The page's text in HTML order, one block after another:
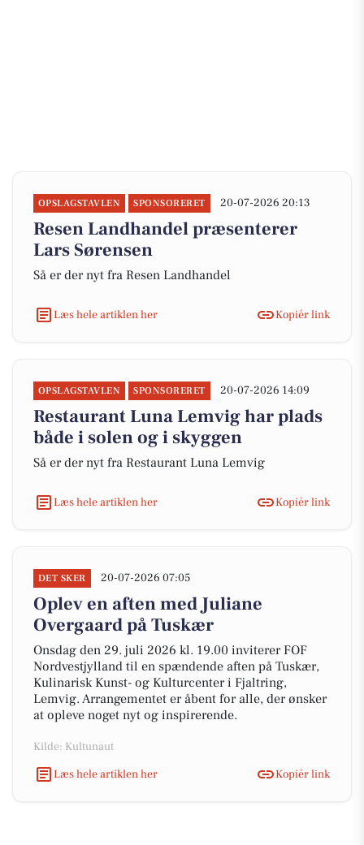
OPSLAGSTAVLEN SPONSORERET 20-07-2026 20:13
Resen Landhandel præsenterer
Lars Sørensen
Så er der nyt fra Resen Landhandel
Læs hele artiklen her Kopiér link
OPSLAGSTAVLEN SPONSORERET 20-07-2026 14:09
Restaurant Luna Lemvig har plads
både i solen og i skyggen
Så er der nyt fra Restaurant Luna Lemvig
Læs hele artiklen her Kopiér link
DET SKER 20-07-2026 07:05
Oplev en aften med Juliane
Overgaard på Tuskær
Onsdag den 29. juli 2026 kl. 19.00 inviterer FOF
Nordvestjylland til en spændende aften på Tuskær,
Kulinarisk Kunst- og Kulturcenter i Fjaltring,
Lemvig. Arrangementet er åbent for alle, der ønsker
at opleve noget nyt og inspirerende.
Kilde: Kultunaut
Læs hele artiklen her
Kopiér link